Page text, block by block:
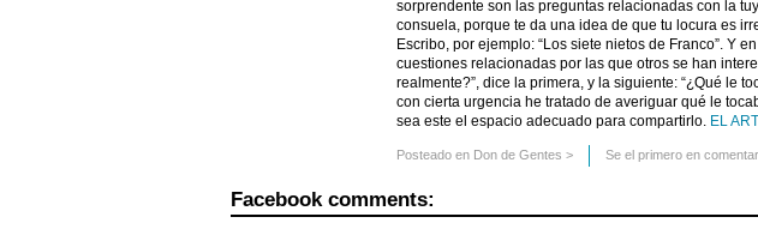
sorprendente son las preguntas relacionadas con la
consuela, porque te da una idea de que tu locura es
Escribo, por ejemplo: “Los siete nietos de Franco”. Y
cuestiones relacionadas por las que otros se han
realmente?”, dice la primera, y la siguiente: “¿Qué le
con cierta urgencia he tratado de averiguar qué le
sea este el espacio adecuado para compartirlo. EL
Posteado en Don de Gentes > Se el primero en
Facebook comments: